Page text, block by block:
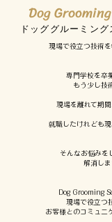
Dog
ドッググルーミン
現場で役立つ技術
専門学校を卒
もう少し技
現場を離れて期
就職したけれども
そんなお悩みを
解消しま
Dog Grooming
現場で役立つ
お客様とのコミュニ